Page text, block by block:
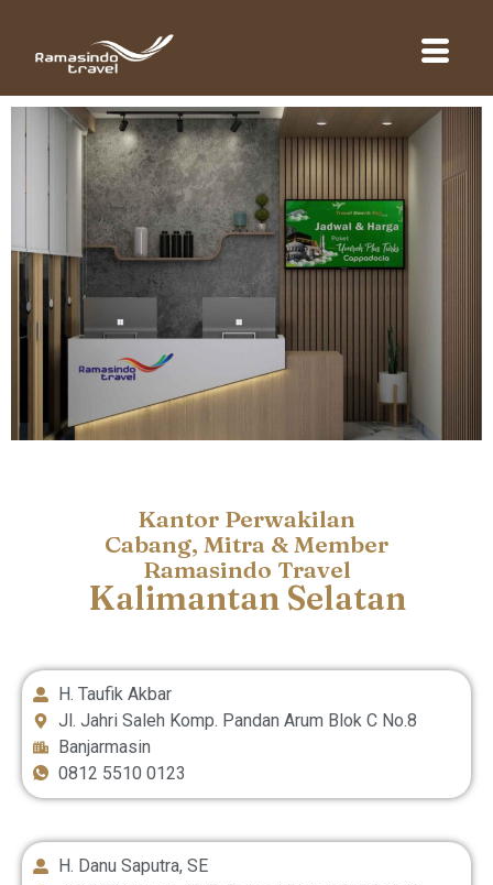
Kantor Perwakilan
Cabang, Mitra & Member
Ramasindo Travel
Kalimantan Selatan
H. Taufik Akbar
Jl. Jahri Saleh Komp. Pandan Arum Blok C No.8
Banjarmasin
0812 5510 0123
H. Danu Saputra, SE